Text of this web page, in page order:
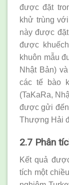
được đặt
khử trùng
này được
được
khuôn mẫu
Nhật Bản)
các tế bào
(TaKaRa,
được gửi đến
Thượng Hải
2.7 Phân
Kết quả
tích một